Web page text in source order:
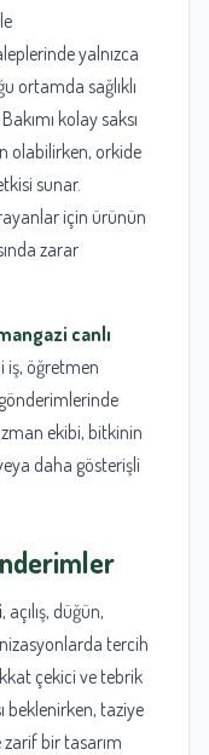
yalnızca
ortamda sağlıklı
kolay saksı
olabilirken, orkide
sunar.
için ürünün
zarar
canlı
iş, öğretmen
ekibi, bitkinin
daha gösterişli
, açılış, düğün,
tercih
çekici ve tebrik
beklenirken, taziye
zarif bir tasarım